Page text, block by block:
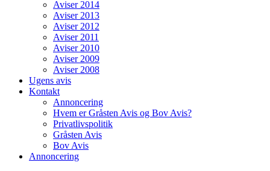
Aviser 2014
Aviser 2013
Aviser 2012
Aviser 2011
Aviser 2010
Aviser 2009
Aviser 2008
Ugens avis
Kontakt
Annoncering
Hvem er Gråsten Avis og Bov Avis?
Privatlivspolitik
Gråsten Avis
Bov Avis
Annoncering